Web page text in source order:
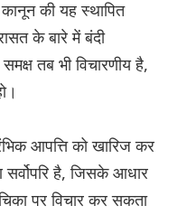
की यह स्थापित
के बारे में बंदी
तब भी विचारणीय है,
आपत्ति को खारिज कर
है, जिसके आधार
पर विचार कर सकता